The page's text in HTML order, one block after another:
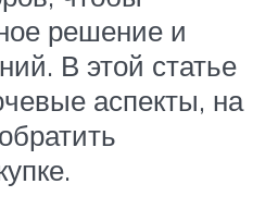
решение и
В этой статье
аспекты, на